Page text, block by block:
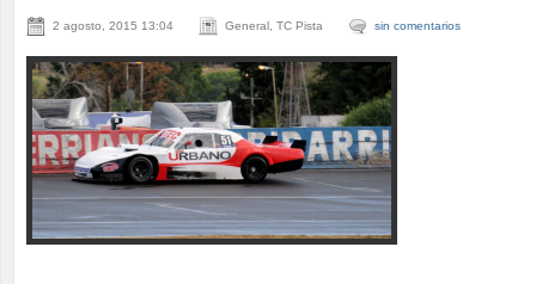
2 agosto, 2015 13:04 General, TC Pista sin comentarios